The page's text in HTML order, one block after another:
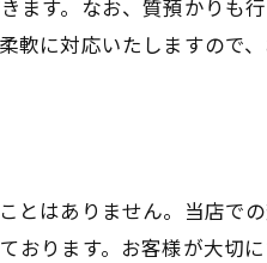
す。なお、質預かりも
に対応いたしますので
はありません。当店で
ります。お客様が大切